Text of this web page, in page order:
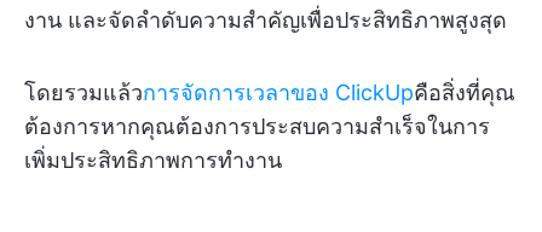
งาน และจัดลำดับความสำคัญเพื่อประสิทธิภาพสูงสุด
โดยรวมแล้วการจัดการเวลาของ ClickUpคือสิ่งที่คุณ
ต้องการหากคุณต้องการประสบความสำเร็จในการ
เพิ่มประสิทธิภาพการทำงาน